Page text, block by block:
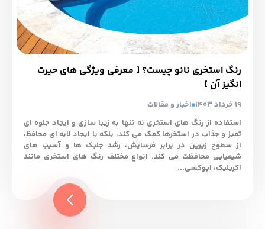
رنگ استخری نانو چیست؟ [ معرفی ویژگی های حیرت
انگیز آن ]
19 خرداد 1403
اخبار و مقالات
استفاده از رنگ‌ های استخری نه تنها به زیبا سازی و ایجاد جلوه‌ ای
تمیز و جذاب در استخرها کمک می ‌کند، بلکه با ایجاد لایه ‌ای محافظ،
از سطوح زیرین در برابر فرسایش، رشد جلبک‌ ها و آسیب ‌های
شیمیایی محافظت می ‌کند. انواع مختلف رنگ ‌های استخری مانند
اکریلیک، اپوکسی...